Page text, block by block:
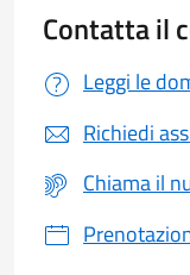
Contatta il
Leggi le
Richiedi
Chiama il